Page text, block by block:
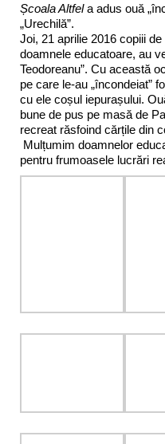
Școala Altfela adus ouă
„Urechilă”.
Joi, 21 aprilie 2016 copiii
doamnele educatoare, au
Teodoreanu”. Cu această
pe care le-au „încondeiat”
cu ele coșul iepurașului.
bune de pus pe masă de
recreat răsfoind cărțile din
Mulțumim doamnelor
pentru frumoasele lucrări